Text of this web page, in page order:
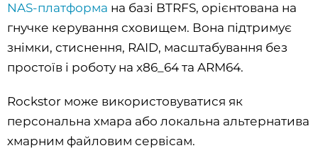
NAS-платформа на базі BTRFS, орієнтована на
гнучке керування сховищем. Вона підтримує
знімки, стиснення, RAID, масштабування без
простоїв і роботу на x86_64 та ARM64.
Rockstor може використовуватися як
персональна хмара або локальна альтернатива
хмарним файловим сервісам.